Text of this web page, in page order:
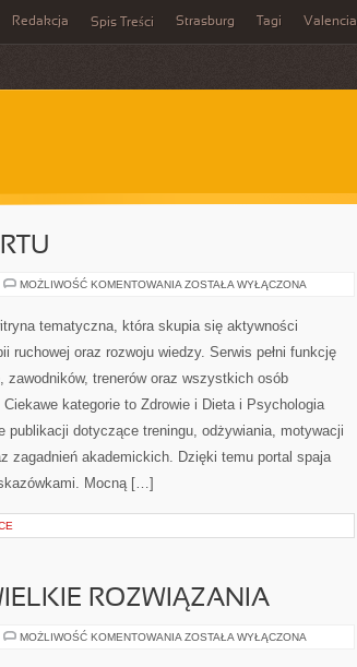
Redakcja Spis Treści Strasburg Tagi Valencia
MOŻLIWOŚĆ KOMENTOWANIA PSYCHOLOGIA
ZOSTAŁA WYŁĄCZONA
tematyczna, która skupia się aktywności
ruchowej oraz rozwoju wiedzy. Serwis pełni funkcję
trenerów oraz wszystkich osób
kategorie to Zdrowie i Dieta i Psychologia
publikacji dotyczące treningu, odżywiania, motywacji
zagadnień akademickich. Dzięki temu portal spaja
Mocną […]
ROZWIĄZANIA
MOŻLIWOŚĆ KOMENTOWANIA MAŁE
ZOSTAŁA WYŁĄCZONA